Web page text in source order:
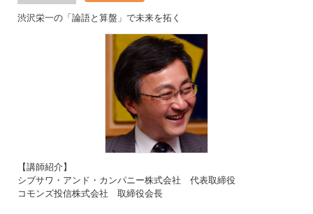
渋沢栄一の「論語と算盤」で未来を拓く
【講師紹介】
シブサワ・アンド・カンパニー株式会社 代表取締役
コモンズ投信株式会社 取締役会長